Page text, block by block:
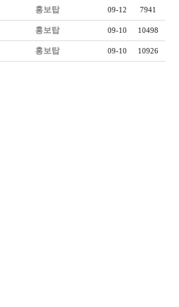
홍보탑 09-12 7941
홍보탑 09-10 10498
홍보탑 09-10 10926